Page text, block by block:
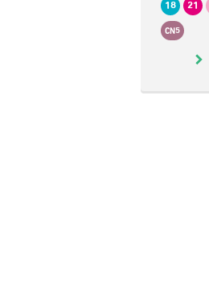
18 21
CN5